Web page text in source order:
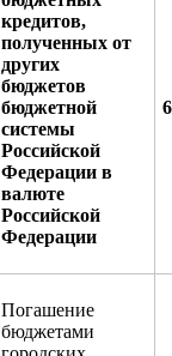
кредитов,
полученных от
других
бюджетов
бюджетной
системы
Российской
Федерации в
валюте
Российской
Федерации
Погашение
бюджетами